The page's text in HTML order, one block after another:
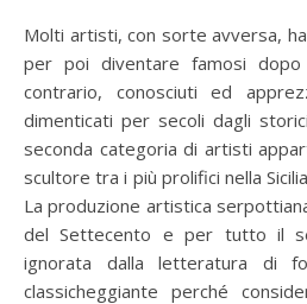
Molti artisti, con sorte avversa, hanno patito la fame in vita
per poi diventare famosi
contrario, conosciuti ed
dimenticati per secoli dagli
seconda categoria di artisti
scultore tra i più prolifici nella
La produzione artistica
del Settecento e per tutto il
ignorata dalla letteratura di
classicheggiante perché